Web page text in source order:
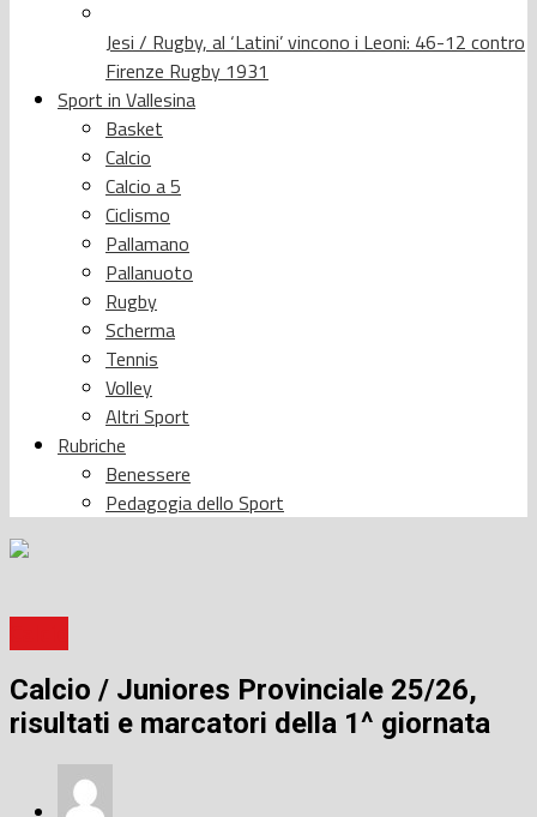
Jesi / Rugby, al ‘Latini’ vincono i Leoni: 46-12 contro
Firenze Rugby 1931
Sport in Vallesina
Basket
Calcio
Calcio a 5
Ciclismo
Pallamano
Pallanuoto
Rugby
Scherma
Tennis
Volley
Altri Sport
Rubriche
Benessere
Pedagogia dello Sport
Calcio / Juniores Provinciale 25/26,
risultati e marcatori della 1^ giornata